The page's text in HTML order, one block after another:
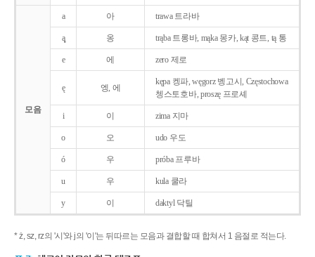
모음
a 아 trawa 트라바
ą̨ 옹 trąba 트롱바, mąka 몽카, kąt 콩트, tą 통
e 에 zero 제로
ę 엥, 에
kępa 켕파, węgorz 벵고시, Częstochowa
쳉스토호바, proszę 프로셰
i 이 zima 지마
o 오 udo 우도
ó 우 próba 프루바
u 우 kula 쿨라
y 이 daktyl 닥틸
* ż, sz, rz의 '시'와 j의 '이'는 뒤따르는 모음과 결합할 때 합쳐서 1 음절로 적는다.